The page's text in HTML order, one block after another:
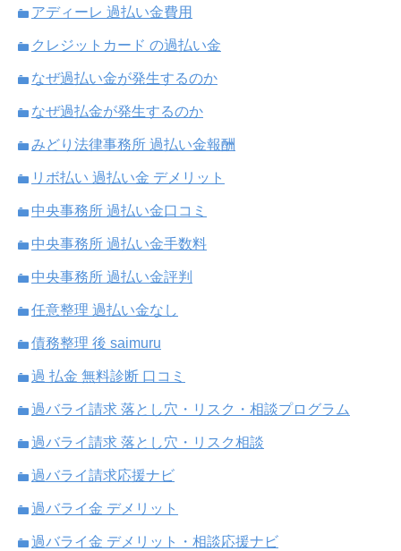
アディーレ 過払い金費用
クレジットカード の過払い金
なぜ過払い金が発生するのか
なぜ過払金が発生するのか
みどり法律事務所 過払い金報酬
リボ払い 過払い金 デメリット
中央事務所 過払い金口コミ
中央事務所 過払い金手数料
中央事務所 過払い金評判
任意整理 過払い金なし
債務整理 後 saimuru
過 払金 無料診断 口コミ
過バライ請求 落とし穴・リスク・相談プログラム
過バライ請求 落とし穴・リスク相談
過バライ請求応援ナビ
過バライ金 デメリット
過バライ金 デメリット・相談応援ナビ